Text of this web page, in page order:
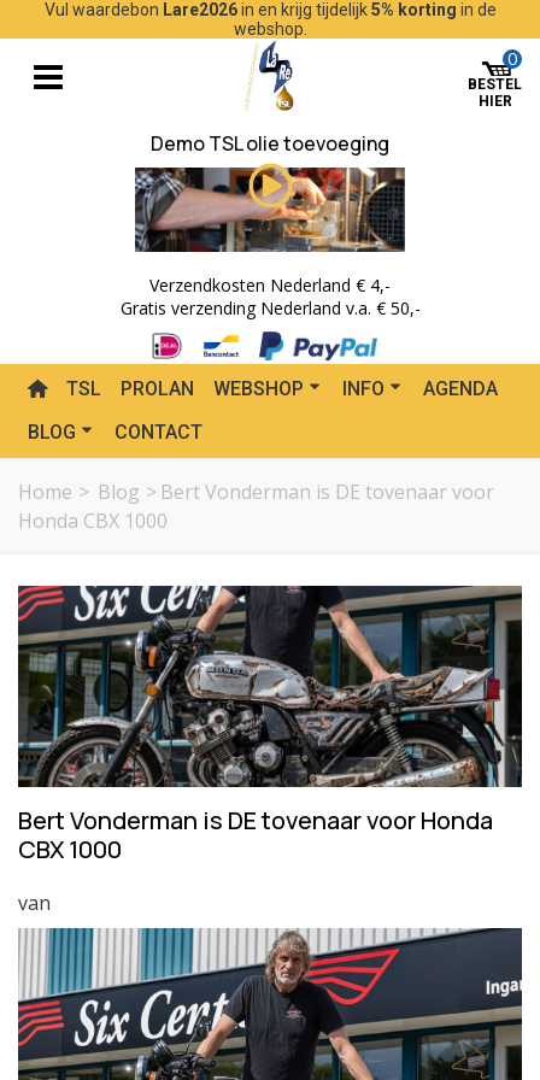
Vul waardebon Lare2026in en krijg tijdelijk5% korting in de
webshop.
0
Demo TSL olie toevoeging
Verzendkosten Nederland € 4,-
Gratis verzending Nederland v.a. € 50,-
TSL PROLAN WEBSHOP INFO
AGENDA
BLOG
CONTACT
Home > Blog > Bert Vonderman is DE tovenaar voor
Honda CBX 1000
Bert Vonderman is DE tovenaar voor Honda
CBX 1000
van